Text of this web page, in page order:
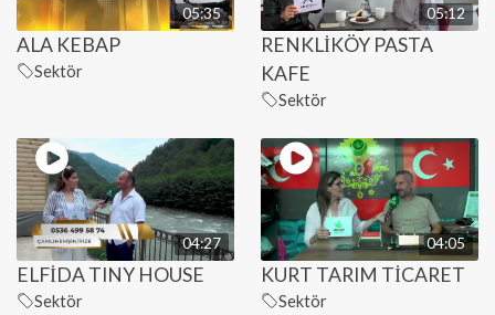
05:35
ALA KEBAP
Sektör
05:12
RENKLİKÖY PASTA
KAFE
Sektör
04:27
ELFİDA TINY HOUSE
Sektör
04:05
KURT TARIM TİCARET
Sektör